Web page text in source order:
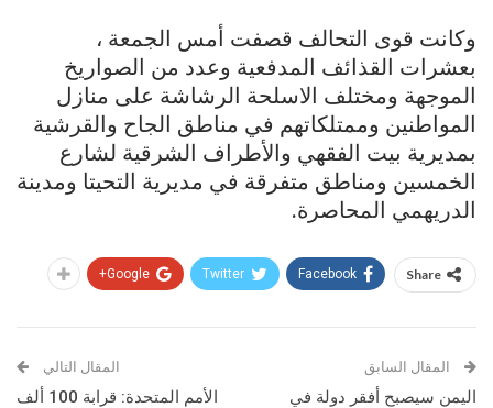
وكانت قوى التحالف قصفت أمس الجمعة ،
بعشرات القذائف المدفعية وعدد من الصواريخ
الموجهة ومختلف الاسلحة الرشاشة على منازل
المواطنين وممتلكاتهم في مناطق الجاح والقرشية
بمديرية بيت الفقهي والأطراف الشرقية لشارع
الخمسين ومناطق متفرقة في مديرية التحيتا ومدينة
الدريهمي المحاصرة.
Share
Facebook
Twitter
Google+
المقال السابق
اليمن سيصبح أفقر دولة في
المقال التالي
الأمم المتحدة: قرابة 100 ألف